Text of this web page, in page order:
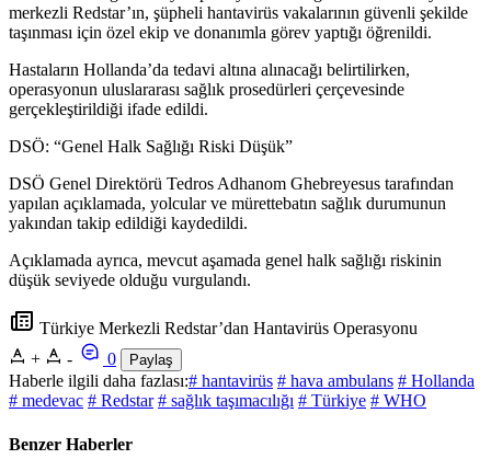
merkezli Redstar’ın, şüpheli hantavirüs vakalarının güvenli şekilde
taşınması için özel ekip ve donanımla görev yaptığı öğrenildi.
Hastaların Hollanda’da tedavi altına alınacağı belirtilirken,
operasyonun uluslararası sağlık prosedürleri çerçevesinde
gerçekleştirildiği ifade edildi.
DSÖ: “Genel Halk Sağlığı Riski Düşük”
DSÖ Genel Direktörü Tedros Adhanom Ghebreyesus tarafından
yapılan açıklamada, yolcular ve mürettebatın sağlık durumunun
yakından takip edildiği kaydedildi.
Açıklamada ayrıca, mevcut aşamada genel halk sağlığı riskinin
düşük seviyede olduğu vurgulandı.
Türkiye Merkezli Redstar’dan Hantavirüs Operasyonu
+
- 0 Paylaş
Haberle ilgili daha fazlası:# hantavirüs # hava ambulans # Hollanda
# medevac # Redstar # sağlık taşımacılığı # Türkiye # WHO
Benzer Haberler